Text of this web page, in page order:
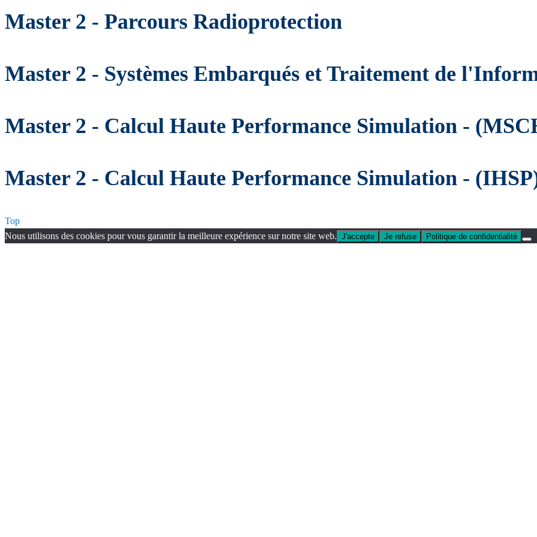
Master 2 - Parcours Radioprotection
Master 2 - Systèmes Embarqués et Traitement de
Master 2 - Calcul Haute Performance Simulation -
Master 2 - Calcul Haute Performance Simulation -
Top
Nous utilisons des cookies pour vous garantir la meilleure expérience sur notre site web. J'accepte Je refuse Politique de confidentialité